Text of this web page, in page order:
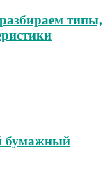
типы,
бумажный